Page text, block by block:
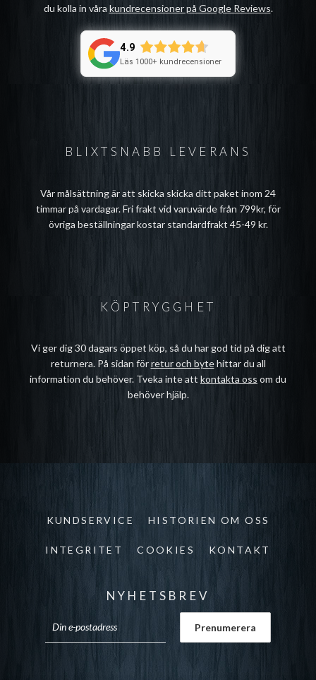
BLIXTSNABB LEVERANS
Vår målsättning är att skicka skicka ditt paket inom 24
timmar på vardagar. Fri frakt vid varuvärde från 799kr, för
övriga beställningar kostar standardfrakt 45-49 kr.
du kolla in våra kundrecensioner på Google Reviews.
4.9
Läs 1000+ kundrecensioner
KÖPTRYGGHET
Vi ger dig 30 dagars öppet köp, så du har god tid på dig att
returnera. På sidan förretur och bytehittar du all
information du behöver. Tveka inte att kontakta oss om du
behöver hjälp.
KUNDSERVICE HISTORIEN OM OSS
INTEGRITET COOKIES KONTAKT
NYHETSBREV